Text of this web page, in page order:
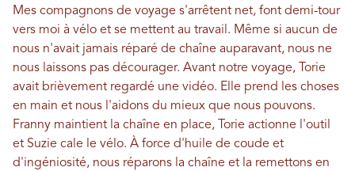
Mes compagnons de voyage s'arrêtent net, font demi-tour
vers moi à vélo et se mettent au travail. Même si aucun de
nous n'avait jamais réparé de chaîne auparavant, nous ne
nous laissons pas décourager. Avant notre voyage, Torie
avait brièvement regardé une vidéo. Elle prend les choses
en main et nous l'aidons du mieux que nous pouvons.
Franny maintient la chaîne en place, Torie actionne l'outil
et Suzie cale le vélo. À force d'huile de coude et
d'ingéniosité, nous réparons la chaîne et la remettons en